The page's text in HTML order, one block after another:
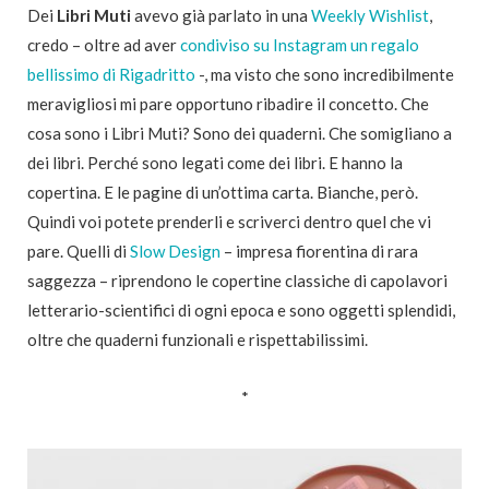
Dei Libri Muti avevo già parlato in una Weekly Wishlist,
credo – oltre ad avercondiviso su Instagram un regalo
bellissimo di Rigadritto -, ma visto che sono incredibilmente
meravigliosi mi pare opportuno ribadire il concetto. Che
cosa sono i Libri Muti? Sono dei quaderni. Che somigliano a
dei libri. Perché sono legati come dei libri. E hanno la
copertina. E le pagine di un’ottima carta. Bianche, però.
Quindi voi potete prenderli e scriverci dentro quel che vi
pare. Quelli di Slow Design – impresa fiorentina di rara
saggezza – riprendono le copertine classiche di capolavori
letterario-scientifici di ogni epoca e sono oggetti splendidi,
oltre che quaderni funzionali e rispettabilissimi.
*